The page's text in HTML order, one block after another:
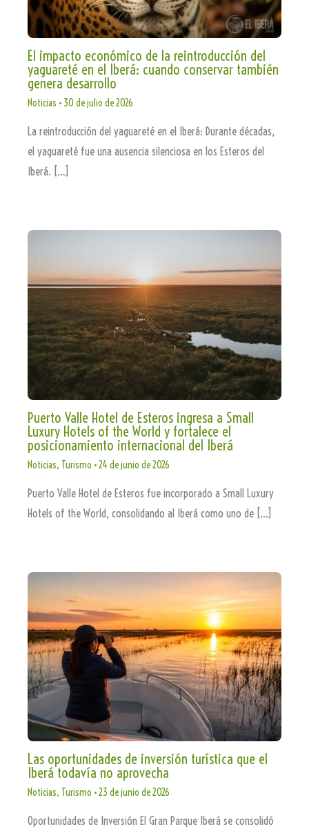
El impacto económico de la reintroducción del
yaguareté en el Iberá: cuando conservar también
genera desarrollo
Noticias • 30 de julio de 2026
La reintroducción del yaguareté en el Iberá: Durante décadas,
el yaguareté fue una ausencia silenciosa en los Esteros del
Iberá. […]
Puerto Valle Hotel de Esteros ingresa a Small
Luxury Hotels of the World y fortalece el
posicionamiento internacional del Iberá
Noticias, Turismo •24 de junio de 2026
Puerto Valle Hotel de Esteros fue incorporado a Small Luxury
Hotels of the World, consolidando al Iberá como uno de […]
Las oportunidades de inversión turística que el
Iberá todavía no aprovecha
Noticias, Turismo •23 de junio de 2026
Oportunidades de Inversión El Gran Parque Iberá se consolidó